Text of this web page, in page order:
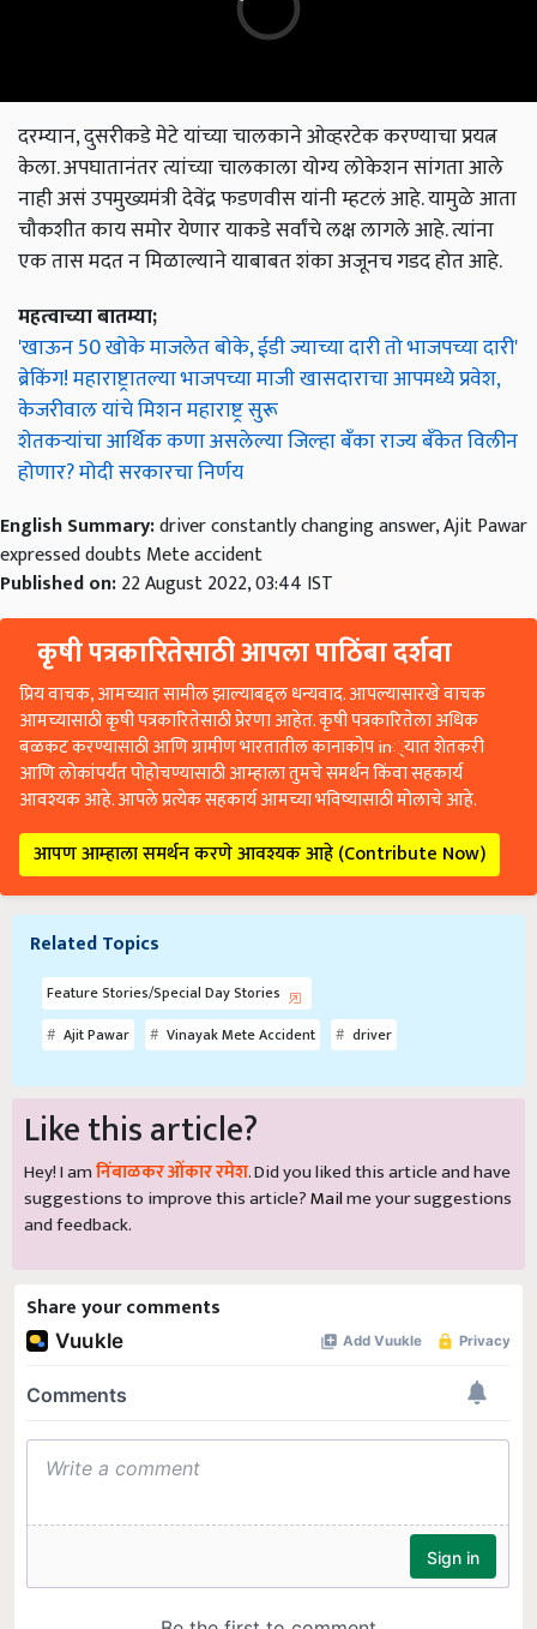
दरम्यान, दुसरीकडे मेटे यांच्या चालकाने ओव्हरटेक करण्याचा प्रयत्न
केला. अपघातानंतर त्यांच्या चालकाला योग्य लोकेशन सांगता आले
नाही असं उपमुख्यमंत्री देवेंद्र फडणवीस यांनी म्हटलं आहे. यामुळे आता
चौकशीत काय समोर येणार याकडे सर्वांचे लक्ष लागले आहे. त्यांना
एक तास मदत न मिळाल्याने याबाबत शंका अजूनच गडद होत आहे.
महत्वाच्या बातम्या;
'खाऊन 50 खोके माजलेत बोके, ईडी ज्याच्या दारी तो भाजपच्या दारी'
ब्रेकिंग! महाराष्ट्रातल्या भाजपच्या माजी खासदाराचा आपमध्ये प्रवेश,
केजरीवाल यांचे मिशन महाराष्ट्र सुरू
शेतकऱ्यांचा आर्थिक कणा असलेल्या जिल्हा बँका राज्य बँकेत विलीन
होणार? मोदी सरकारचा निर्णय
English Summary:driver constantly changing answer, Ajit Pawar
expressed doubts Mete accident
Published on:22 August 2022, 03:44 IST
कृषी पत्रकारितेसाठी आपला पाठिंबा दर्शवा
प्रिय वाचक, आमच्यात सामील झाल्याबद्दल धन्यवाद. आपल्यासारखे वाचक
आमच्यासाठी कृषी पत्रकारितेसाठी प्रेरणा आहेत. कृषी पत्रकारितेला अधिक
बळकट करण्यासाठी आणि ग्रामीण भारतातील कानाकोप in्यात शेतकरी
आणि लोकांपर्यंत पोहोचण्यासाठी आम्हाला तुमचे समर्थन किंवा सहकार्य
आवश्यक आहे. आपले प्रत्येक सहकार्य आमच्या भविष्यासाठी मोलाचे आहे.
आपण आम्हाला समर्थन करणे आवश्यक आहे (Contribute Now)
Related Topics
Feature Stories/Special Day Stories
Ajit Pawar
Vinayak Mete Accident driver
Like this article?
Hey! I amनिंबाळकर ओंकार रमेश. Did you liked this article and have
suggestions to improve this article?Mailme your suggestions
and feedback.
Share your comments